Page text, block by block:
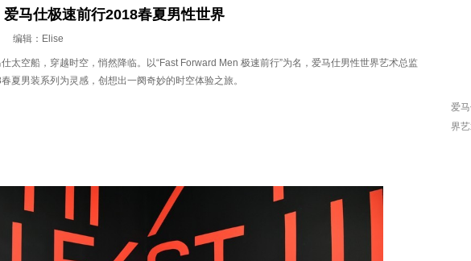
马仕极速前行2018春夏男性世界
编辑：Elise
太空船，穿越时空，悄然降临。以“Fast Forward Men 极速前行”为名，爱马仕男性世界艺术总监
夏男装系列为灵感，创想出一阕奇妙的时空体验之旅。
爱
界